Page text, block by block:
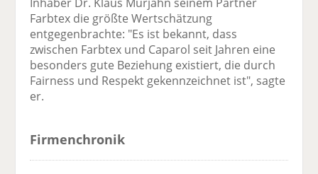
Farbtex die größte Wertschätzung
entgegenbrachte: "Es ist bekannt, dass
zwischen Farbtex und Caparol seit Jahren eine
besonders gute Beziehung existiert, die durch
Fairness und Respekt gekennzeichnet ist", sagte
er.
Firmenchronik